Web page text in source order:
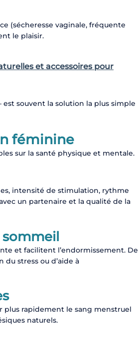
(sécheresse vaginale, fréquente
le plaisir.
et accessoires pour
souvent la solution la plus simple
féminine
sur la santé physique et mentale.
intensité de stimulation, rythme
un partenaire et la qualité de la
et facilitent l’endormissement. De
stress ou d’aide à
plus rapidement le sang menstruel
naturels.